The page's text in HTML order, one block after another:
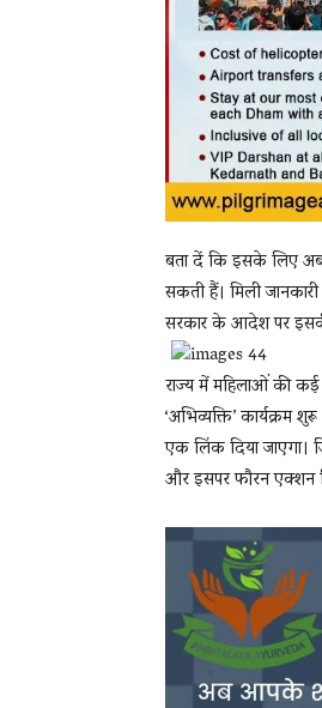
बता दें कि इसके लिए
सकती हैं। मिली
सरकार के आदेश पर इसकी
राज्य में महिलाओं की
‘अभिव्यक्ति’
एक लिंक दिया जाएगा।
और इसपर फौरन एक्शन